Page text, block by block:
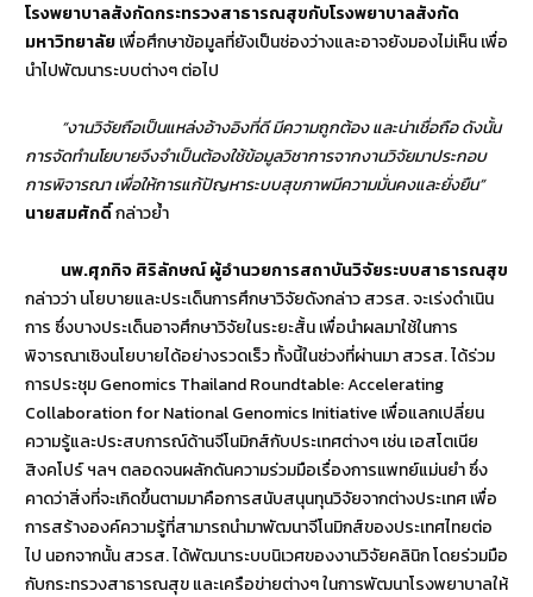
โรงพยาบาลสังกัดกระทรวงสาธารณสุขกับโรงพยาบาลสังกัด
มหาวิทยาลัยเพื่อศึกษาข้อมูลที่ยังเป็นช่องว่างและอาจยังมองไม่เห็น เพื่อ
นำไปพัฒนาระบบต่างๆ ต่อไป
“งานวิจัยถือเป็นแหล่งอ้างอิงที่ดี มีความถูกต้อง และน่าเชื่อถือ ดังนั้น
การจัดทำนโยบายจึงจำเป็นต้องใช้ข้อมูลวิชาการจากงานวิจัยมาประกอบ
การพิจารณา เพื่อให้การแก้ปัญหาระบบสุขภาพมีความมั่นคงและยั่งยืน”
นายสมศักดิ์กล่าวย้ำ
นพ.ศุภกิจ ศิริลักษณ์ ผู้อำนวยการสถาบันวิจัยระบบสาธารณสุข
กล่าวว่า นโยบายและประเด็นการศึกษาวิจัยดังกล่าว สวรส. จะเร่งดำเนิน
การ ซึ่งบางประเด็นอาจศึกษาวิจัยในระยะสั้น เพื่อนำผลมาใช้ในการ
พิจารณาเชิงนโยบายได้อย่างรวดเร็ว ทั้งนี้ในช่วงที่ผ่านมา สวรส. ได้ร่วม
การประชุม Genomics Thailand Roundtable: Accelerating
Collaboration for National Genomics Initiative เพื่อแลกเปลี่ยน
ความรู้และประสบการณ์ด้านจีโนมิกส์กับประเทศต่างๆ เช่น เอสโตเนีย
สิงคโปร์ ฯลฯ ตลอดจนผลักดันความร่วมมือเรื่องการแพทย์แม่นยำ ซึ่ง
คาดว่าสิ่งที่จะเกิดขึ้นตามมาคือการสนับสนุนทุนวิจัยจากต่างประเทศ เพื่อ
การสร้างองค์ความรู้ที่สามารถนำมาพัฒนาจีโนมิกส์ของประเทศไทยต่อ
ไป นอกจากนั้น สวรส. ได้พัฒนาระบบนิเวศของงานวิจัยคลินิก โดยร่วมมือ
กับกระทรวงสาธารณสุข และเครือข่ายต่างๆ ในการพัฒนาโรงพยาบาลให้